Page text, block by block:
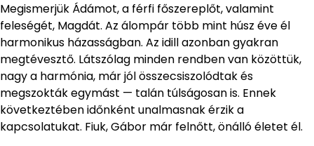
Megismerjük Ádámot, a férfi főszereplőt, valamint
feleségét, Magdát. Az álompár több mint húsz éve él
harmonikus házasságban. Az idill azonban gyakran
megtévesztő. Látszólag minden rendben van közöttük,
nagy a harmónia, már jól összecsiszolódtak és
megszokták egymást — talán túlságosan is. Ennek
következtében időnként unalmasnak érzik a
kapcsolatukat. Fiuk, Gábor már felnőtt, önálló életet él.